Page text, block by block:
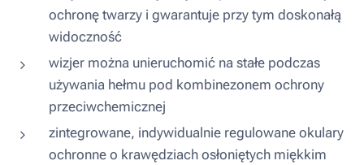
ochronę twarzy i gwarantuje przy tym doskonałą
widoczność
wizjer można unieruchomić na stałe podczas
używania hełmu pod kombinezonem ochrony
przeciwchemicznej
zintegrowane, indywidualnie regulowane okulary
ochronne o krawędziach osłoniętych miękkim